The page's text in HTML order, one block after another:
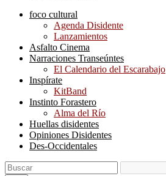
foco cultural
Agenda Disidente
Lanzamientos
Asfalto Cinema
Narraciones Transeúntes
El Calendario del Escarabajo
Inspírate
KitBand
Instinto Forastero
Alma del Río
Huellas disidentes
Opiniones Disidentes
Des-Occidentales